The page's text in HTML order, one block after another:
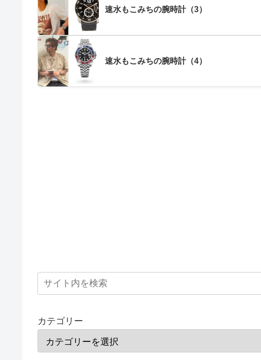
速水もこみちの腕時計（3）
速水もこみちの腕時計（4）
カテゴリー